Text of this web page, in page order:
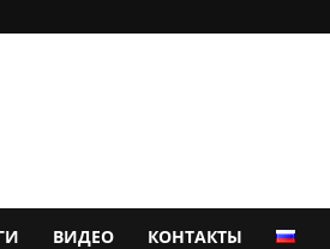
ВИДЕО КОНТАКТЫ